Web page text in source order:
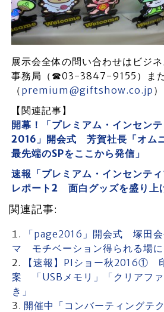
展示会全体の問い合わせはビジ
事務局（☎03-3847-9155）ま
（ premium@giftshow.co.jp
【関連記事】
開幕！「プレミアム・インセン
2016」開会式 芳賀社長「オムニ
最先端のSPをここから発信」
速報「プレミアム・インセンテ
レポート2 面白グッズを盛り上
関連記事:
「page2016」開会式 塚田
マ モチベーション得られる場に
【速報】PIショー秋2016①
案 「USBメモリ」「クリアフ
き」
開催中「コンバーティングテ